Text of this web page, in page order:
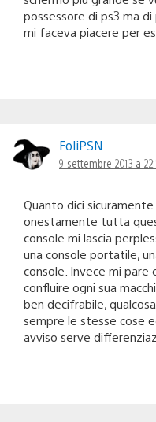
possessore di ps3 ma
mi faceva piacere per
FoliPSN
9 settembre 2013 a
Quanto dici
onestamente tutta
console mi lascia
una console portatile,
console. Invece mi pare
confluire ogni sua
ben decifrabile,
sempre le stesse cose
avviso serve